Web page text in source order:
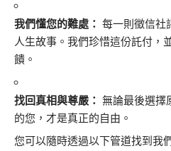
我們懂您的難處： 每一則徵信社
人生故事。我們珍惜這份託付，
饋。
找回真相與尊嚴： 無論最後選擇
的您，才是真正的自由。
您可以隨時透過以下管道找到我